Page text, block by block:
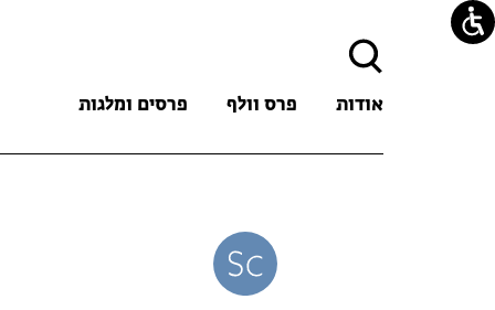
חיפוש:
אודות פרס וולף פרסים ומלגות